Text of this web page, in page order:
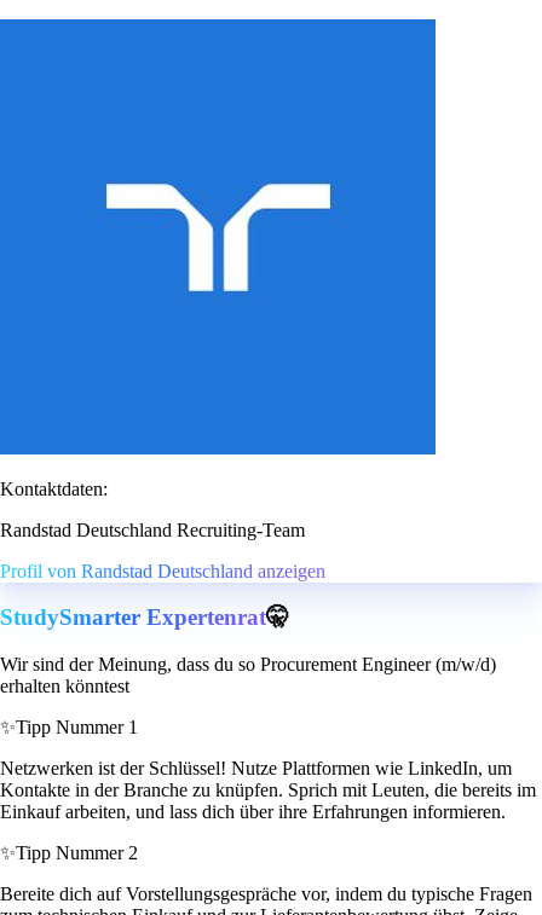
Kontaktdaten:
Randstad Deutschland Recruiting-Team
Profil von Randstad Deutschland anzeigen
StudySmarter Expertenrat🤫
Wir sind der Meinung, dass du so Procurement Engineer (m/w/d)
erhalten könntest
✨Tipp Nummer 1
Netzwerken ist der Schlüssel! Nutze Plattformen wie LinkedIn, um
Kontakte in der Branche zu knüpfen. Sprich mit Leuten, die bereits im
Einkauf arbeiten, und lass dich über ihre Erfahrungen informieren.
✨Tipp Nummer 2
Bereite dich auf Vorstellungsgespräche vor, indem du typische Fragen